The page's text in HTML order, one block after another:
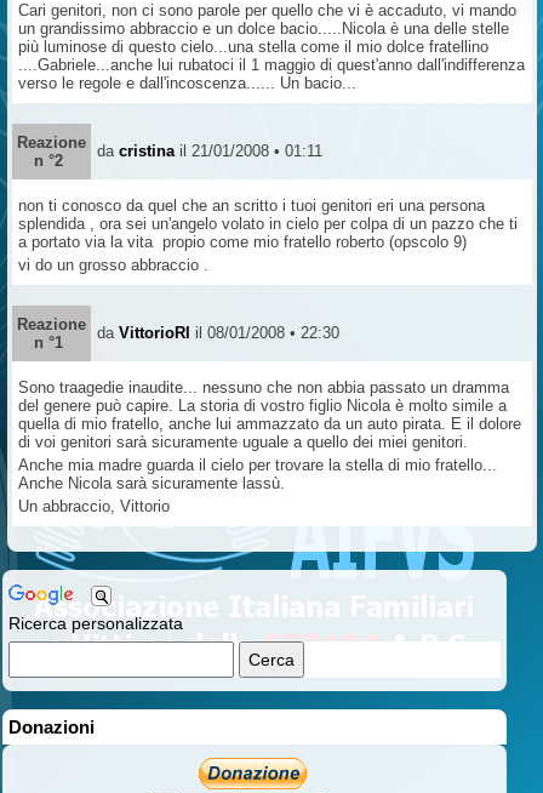
Ricerca personalizzata
Donazioni
Cari genitori, non ci sono parole per quello che vi è accaduto, vi mando
un grandissimo abbraccio e un dolce bacio.....Nicola è una delle stelle
più luminose di questo cielo...una stella come il mio dolce fratellino
....Gabriele...anche lui rubatoci il 1 maggio di quest'anno dall'indifferenza
verso le regole e dall'incoscenza...... Un bacio...
Reazione
n °2
da cristina il 21/01/2008 • 01:11
non ti conosco da quel che an scritto i tuoi genitori eri una persona
splendida , ora sei un'angelo volato in cielo per colpa di un pazzo che ti
a portato via la vita propio come mio fratello roberto (opscolo 9)
vi do un grosso abbraccio .
Reazione
n °1
da VittorioRI il 08/01/2008 • 22:30
Sono traagedie inaudite... nessuno che non abbia passato un dramma
del genere può capire. La storia di vostro figlio Nicola è molto simile a
quella di mio fratello, anche lui ammazzato da un auto pirata. E il dolore
di voi genitori sarà sicuramente uguale a quello dei miei genitori.
Anche mia madre guarda il cielo per trovare la stella di mio fratello...
Anche Nicola sarà sicuramente lassù.
Un abbraccio, Vittorio